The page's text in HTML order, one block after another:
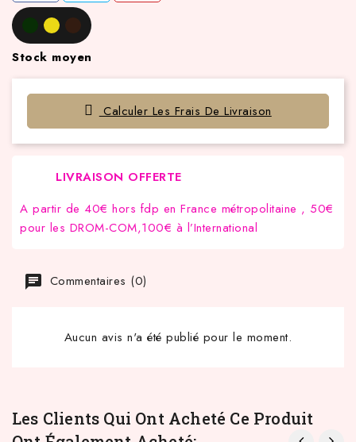
Stock moyen
Calculer Les Frais De Livraison
LIVRAISON OFFERTE
A partir de 40€ hors fdp en France métropolitaine , 50€
pour les DROM-COM,100€ à l’International
Commentaires (0)
Aucun avis n'a été publié pour le moment.
Les Clients Qui Ont Acheté Ce Produit